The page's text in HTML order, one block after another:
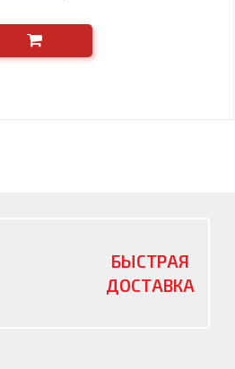
БЫСТРАЯ
ДОСТАВКА